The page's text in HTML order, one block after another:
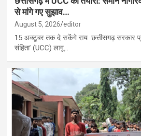
से मांगे गए सुझाव…
August 5, 2026 editor
15 अक्टूबर तक दे सकेंगे राय ​ छत्तीसगढ़ सरकार
संहिता’ (UCC) लागू…